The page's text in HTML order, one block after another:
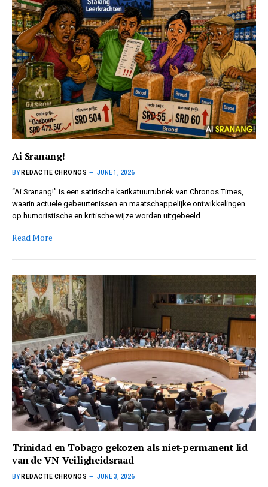
Ai Sranang!
BY REDACTIE CHRONOS JUNE 1, 2026
“Ai Sranang!” is een satirische karikatuurrubriek van Chronos Times,
waarin actuele gebeurtenissen en maatschappelijke ontwikkelingen
op humoristische en kritische wijze worden uitgebeeld.
Read More
Trinidad en Tobago gekozen als niet-permanent lid
van de VN-Veiligheidsraad
BY REDACTIE CHRONOS JUNE 3, 2026